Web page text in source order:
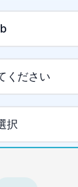
ください
択